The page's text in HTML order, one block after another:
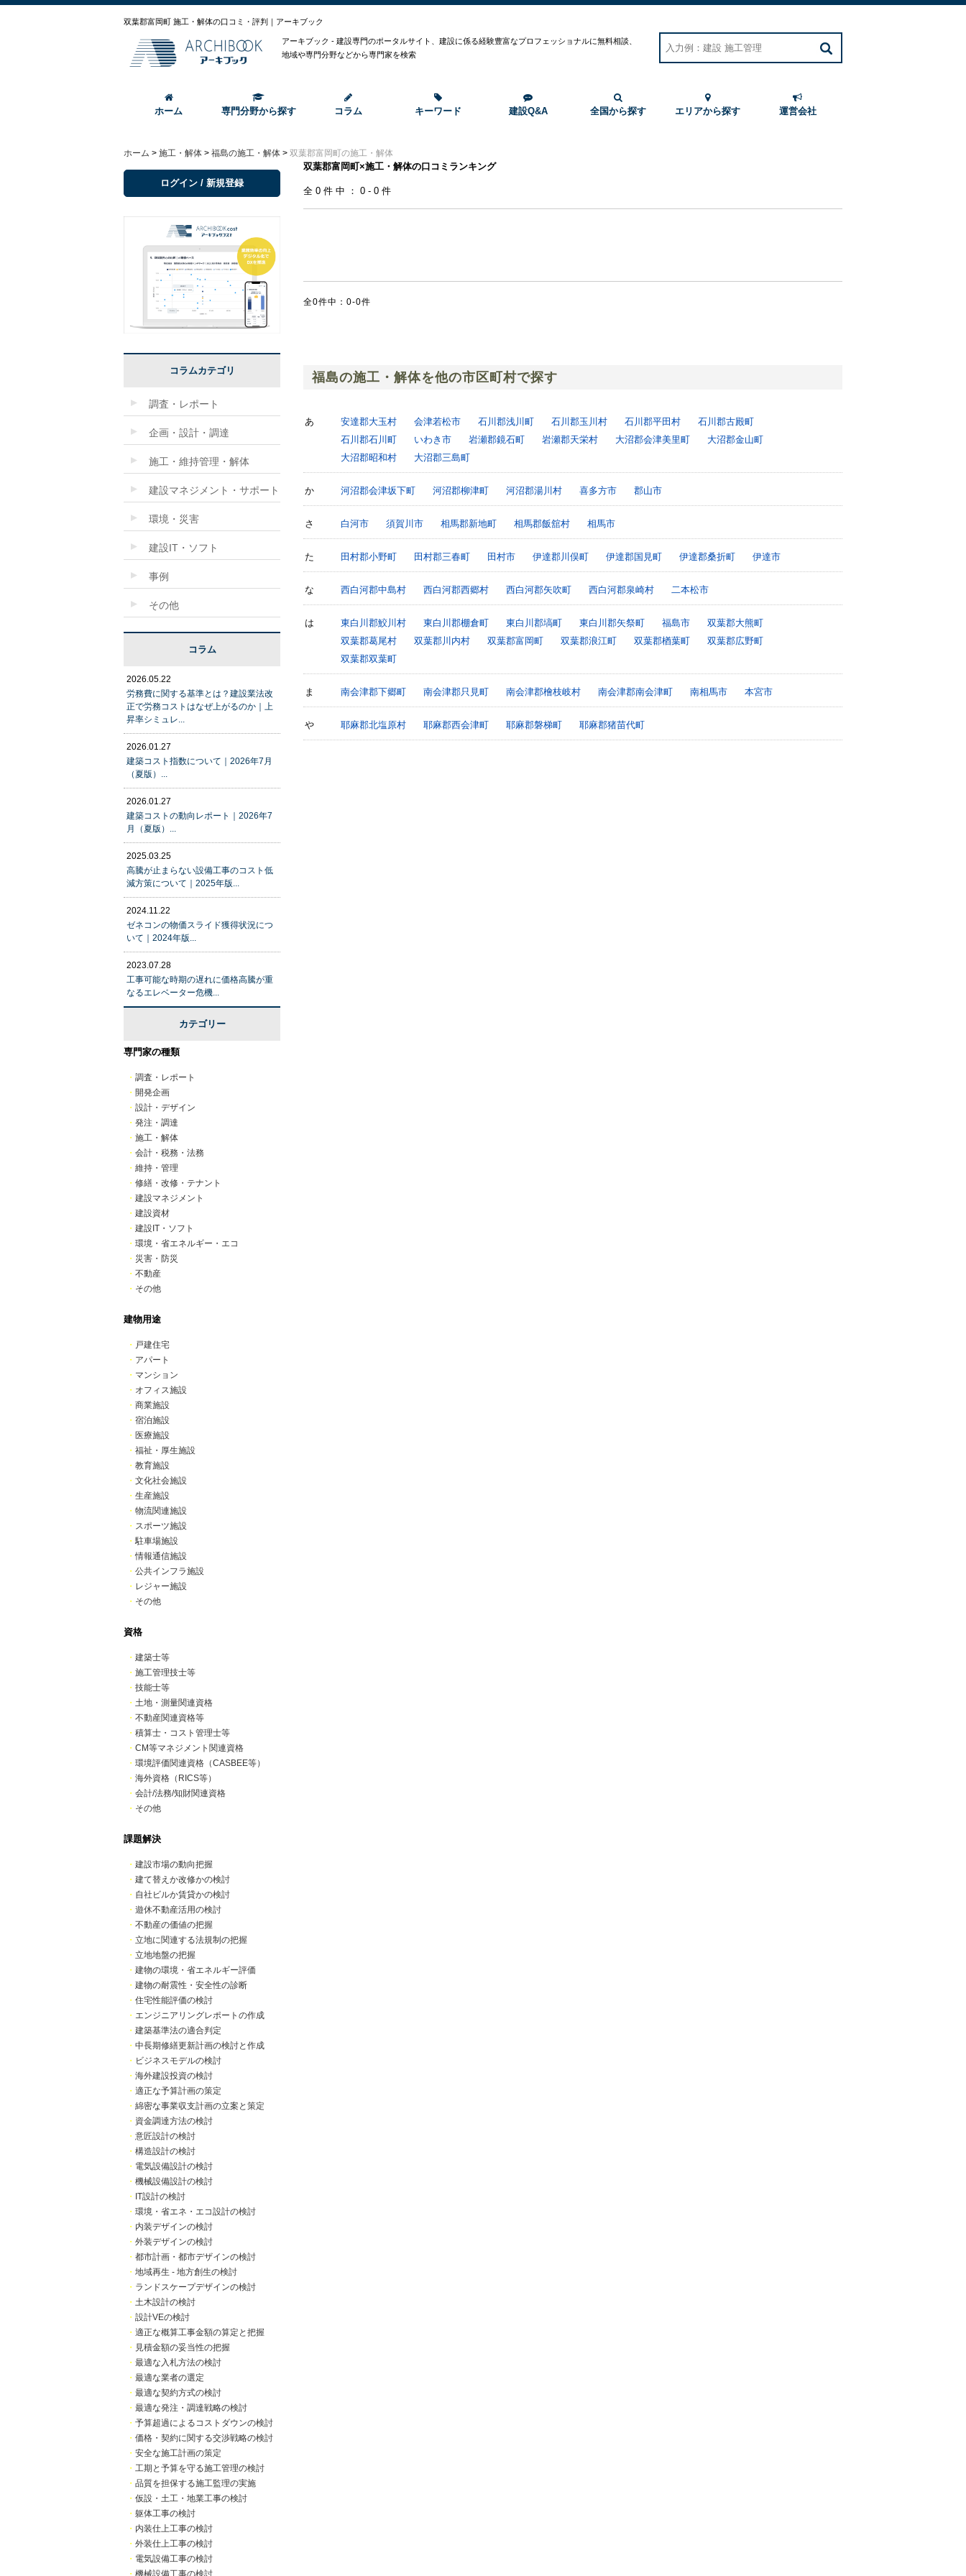
双葉郡富岡町 施工・解体の口コミ・評判｜アーキブック
アーキブック - 建設専門のポータルサイト、建設に係る経験豊富なプロフェッショナルに無料相談、
地域や専門分野などから専門家を検索
ホーム 専門分野から探す コラム キーワード 建設Q&A 全国から探す エリアから探す 運営会社
ホーム > 施工・解体 > 福島の施工・解体 > 双葉郡富岡町の施工・解体
双葉郡富岡町×施工・解体の口コミランキング
全0件中：0-0件
全0件中：0-0件
福島の施工・解体を他の市区町村で探す
あ 安達郡大玉村 会津若松市 石川郡浅川町 石川郡玉川村 石川郡平田村
石川郡古殿町
石川郡石川町
いわき市 岩瀬郡鏡石町 岩瀬郡天栄村 大沼郡会津美里町
大沼郡金山町
大沼郡昭和村
大沼郡三島町
か 河沼郡会津坂下町 河沼郡柳津町 河沼郡湯川村 喜多方市 郡山市
さ 白河市 須賀川市 相馬郡新地町 相馬郡飯舘村 相馬市
た 田村郡小野町 田村郡三春町 田村市 伊達郡川俣町 伊達郡国見町 伊達郡桑折町 伊達市
な 西白河郡中島村 西白河郡西郷村 西白河郡矢吹町 西白河郡泉崎村 二本松市
は 東白川郡鮫川村 東白川郡棚倉町 東白川郡塙町 東白川郡矢祭町 福島市
双葉郡大熊町
双葉郡葛尾村
双葉郡川内村 双葉郡富岡町 双葉郡浪江町 双葉郡楢葉町
双葉郡広野町
双葉郡双葉町
ま 南会津郡下郷町 南会津郡只見町 南会津郡檜枝岐村 南会津郡南会津町 南相馬市 本宮市
や 耶麻郡北塩原村 耶麻郡西会津町 耶麻郡磐梯町 耶麻郡猪苗代町
ログイン / 新規登録
コラムカテゴリ
調査・レポート
企画・設計・調達
施工・維持管理・解体
建設マネジメント・サポート
環境・災害
建設IT・ソフト
事例
その他
コラム
2026.05.22
労務費に関する基準とは？建設業法改
正で労務コストはなぜ上がるのか｜上
昇率シミュレ...
2026.01.27
建築コスト指数について｜2026年7月
（夏版）...
2026.01.27
建築コストの動向レポート｜2026年7
月（夏版）...
2025.03.25
高騰が止まらない設備工事のコスト低
減方策について｜2025年版...
2024.11.22
ゼネコンの物価スライド獲得状況につ
いて｜2024年版...
2023.07.28
工事可能な時期の遅れに価格高騰が重
なるエレベーター危機...
カテゴリー
専門家の種類
・ 調査・レポート
・ 開発企画
・ 設計・デザイン
・ 発注・調達
・ 施工・解体
・ 会計・税務・法務
・ 維持・管理
・ 修繕・改修・テナント
・ 建設マネジメント
・ 建設資材
・ 建設IT・ソフト
・ 環境・省エネルギー・エコ
・ 災害・防災
・ 不動産
・ その他
建物用途
・ 戸建住宅
・ アパート
・ マンション
・ オフィス施設
・ 商業施設
・ 宿泊施設
・ 医療施設
・ 福祉・厚生施設
・ 教育施設
・ 文化社会施設
・ 生産施設
・ 物流関連施設
・ スポーツ施設
・駐車場施設
・情報通信施設
・ 公共インフラ施設
・ レジャー施設
・ その他
資格
・ 建築士等
・ 施工管理技士等
・ 技能士等
・ 土地・測量関連資格
・ 不動産関連資格等
・ 積算士・コスト管理士等
・ CM等マネジメント関連資格
・ 環境評価関連資格（CASBEE等）
・ 海外資格（RICS等）
・ 会計/法務/知財関連資格
・ その他
課題解決
・ 建設市場の動向把握
・ 建て替えか改修かの検討
・ 自社ビルか賃貸かの検討
・ 遊休不動産活用の検討
・ 不動産の価値の把握
・ 立地に関連する法規制の把握
・ 立地地盤の把握
・ 建物の環境・省エネルギー評価
・ 建物の耐震性・安全性の診断
・ 住宅性能評価の検討
・ エンジニアリングレポートの作成
・ 建築基準法の適合判定
・ 中長期修繕更新計画の検討と作成
・ ビジネスモデルの検討
・ 海外建設投資の検討
・ 適正な予算計画の策定
・ 綿密な事業収支計画の立案と策定
・ 資金調達方法の検討
・ 意匠設計の検討
・ 構造設計の検討
・ 電気設備設計の検討
・ 機械設備設計の検討
・ IT設計の検討
・ 環境・省エネ・エコ設計の検討
・ 内装デザインの検討
・ 外装デザインの検討
・ 都市計画・都市デザインの検討
・ 地域再生 - 地方創生の検討
・ ランドスケープデザインの検討
・ 土木設計の検討
・ 設計VEの検討
・ 適正な概算工事金額の算定と把握
・ 見積金額の妥当性の把握
・ 最適な入札方法の検討
・ 最適な業者の選定
・ 最適な契約方式の検討
・ 最適な発注・調達戦略の検討
・ 予算超過によるコストダウンの検討
・ 価格・契約に関する交渉戦略の検討
・ 安全な施工計画の策定
・ 工期と予算を守る施工管理の検討
・ 品質を担保する施工監理の実施
・ 仮設・土工・地業工事の検討
・ 躯体工事の検討
・ 内装仕上工事の検討
・ 外装仕上工事の検討
・ 電気設備工事の検討
・ 機械設備工事の検討